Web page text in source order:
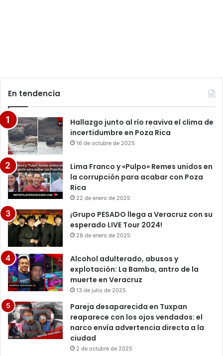
En tendencia
Hallazgo junto al río reaviva el clima de
incertidumbre en Poza Rica
16 de octubre de 2025
Lima Franco y «Pulpo» Remes unidos en
la corrupción para acabar con Poza
Rica
22 de enero de 2025
¡Grupo PESADO llega a Veracruz con su
esperado LIVE Tour 2024!
28 de enero de 2025
Alcohol adulterado, abusos y
explotación: La Bamba, antro de la
muerte en Veracruz
13 de julio de 2025
Pareja desaparecida en Tuxpan
reaparece con los ojos vendados: el
narco envía advertencia directa a la
ciudad
2 de octubre de 2025